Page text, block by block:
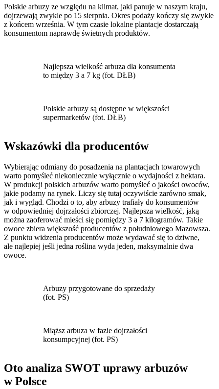
Polskie arbuzy ze względu na klimat, jaki panuje w naszym kraju,
dojrzewają zwykle po 15 sierpnia. Okres podaży kończy się zwykle
z końcem września. W tym czasie lokalne plantacje dostarczają
konsumentom naprawdę świetnych produktów.
Najlepsza wielkość arbuza dla konsumenta
to między 3 a 7 kg (fot. DŁB)
Polskie arbuzy są dostępne w większości
supermarketów (fot. DŁB)
Wskazówki dla producentów
Wybierając odmiany do posadzenia na plantacjach towarowych
warto pomyśleć niekoniecznie wyłącznie o wydajności z hektara.
W produkcji polskich arbuzów warto pomyśleć o jakości owoców,
jakie podamy na rynek. Liczy się tutaj oczywiście zarówno smak,
jak i wygląd. Chodzi o to, aby arbuzy trafiały do konsumentów
w odpowiedniej dojrzałości zbiorczej. Najlepsza wielkość, jaką
można zaoferować mieści się pomiędzy 3 a 7 kilogramów. Takie
owoce zbiera większość producentów z południowego Mazowsza.
Z punktu widzenia producentów może wydawać się to dziwne,
ale najlepiej jeśli jedna roślina wyda jeden, maksymalnie dwa
owoce.
Arbuzy przygotowane do sprzedaży
(fot. PS)
Miąższ arbuza w fazie dojrzałości
konsumpcyjnej (fot. PS)
Oto analiza SWOT uprawy arbuzów
w Polsce